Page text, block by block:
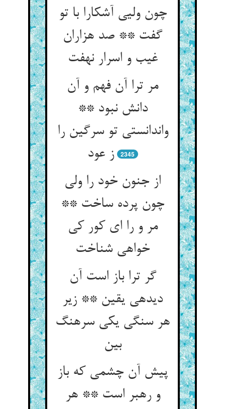
چون ولیی آشکارا با تو
گفت ** صد هزاران
غیب و اسرار نهفت‏
مر ترا آن فهم و آن
دانش نبود **
واندانستی تو سرگین را
ز عود
2345
از جنون خود را ولی
چون پرده ساخت **
مر و را ای کور کی
خواهی شناخت‏
گر ترا باز است آن
دیده‏ی یقین ** زیر
هر سنگی یکی سرهنگ
بین‏
پیش آن چشمی که باز
و رهبر است ** هر